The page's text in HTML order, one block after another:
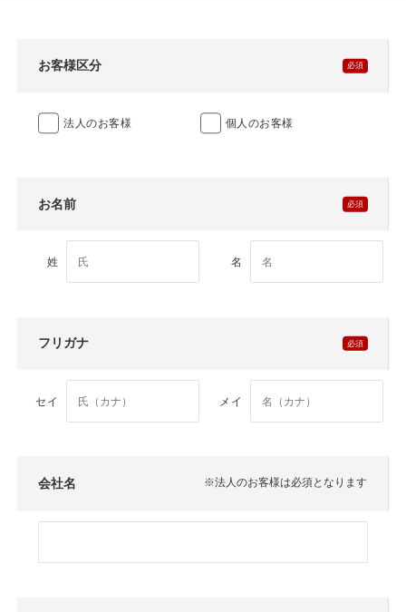
危険物保管庫
お客様区分
法人のお客様 個人のお客様
お名前
姓 名
フリガナ
セイ メイ
会社名 ※法人のお客様は必須となります